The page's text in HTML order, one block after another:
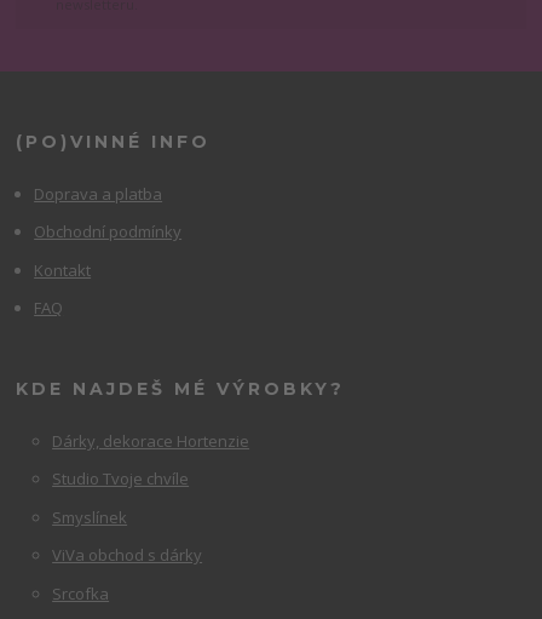
(PO)VINNÉ INFO
Doprava a platba
Obchodní podmínky
Kontakt
FAQ
KDE NAJDEŠ MÉ VÝROBKY?
Dárky, dekorace Hortenzie
Studio Tvoje chvíle
Smyslínek
ViVa obchod s dárky
Srcofka